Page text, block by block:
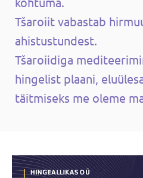
Tšaroiit vabastab
ahistustundest.
Tšaroiidiga
hingelist plaani,
täitmiseks me oleme